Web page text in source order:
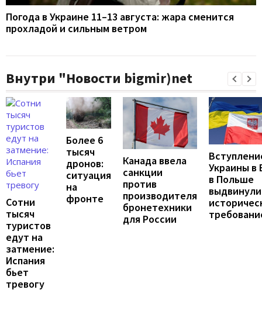
Погода в Украине 11–13 августа: жара сменится
прохладой и сильным ветром
Внутри "Новости bigmir)net
Сотни
тысяч
туристов
едут на
затмение:
Испания
бьет
тревогу
Более 6
тысяч
дронов:
ситуация
на
фронте
Канада ввела
санкции
против
производителя
бронетехники
для России
Украины в
в Польше
выдвинули